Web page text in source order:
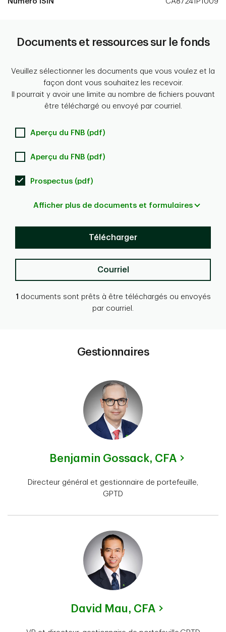
Documents et ressources sur le fonds
Veuillez sélectionner les documents que vous voulez et la
façon dont vous souhaitez les recevoir.
Il pourrait y avoir une limite au nombre de fichiers pouvant
être téléchargé ou envoyé par courriel.
Aperçu du FNB (pdf)
Aperçu du FNB (pdf)
Prospectus (pdf)
Afficher plus de documents et formulaires
Télécharger
Courriel
1 documents sont prêts à être téléchargés ou envoyés
par courriel.
Gestionnaires
Benjamin Gossack, CFA
Directeur général et gestionnaire de portefeuille,
GPTD
David Mau, CFA